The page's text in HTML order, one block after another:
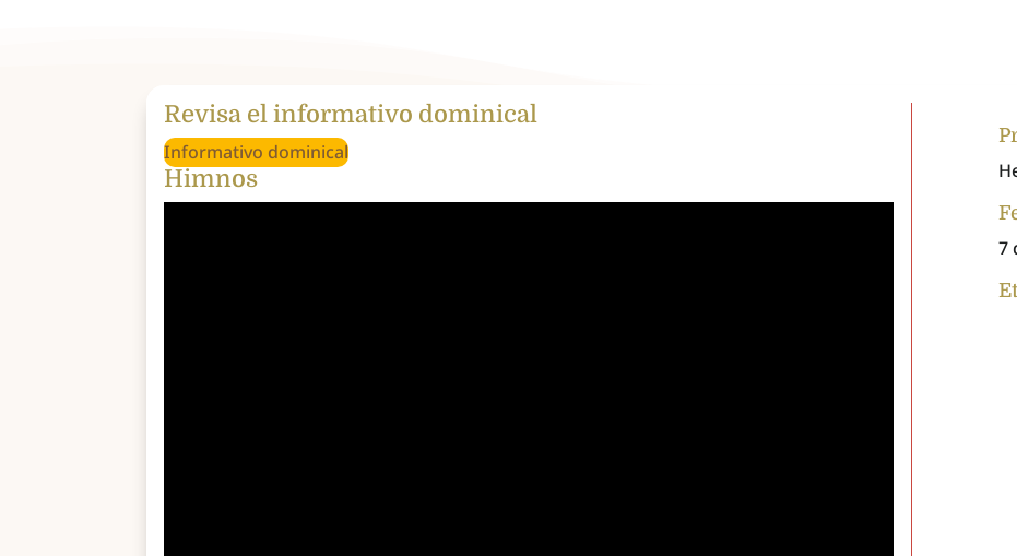
Revisa el informativo dominical
Informativo dominical
Himnos
7